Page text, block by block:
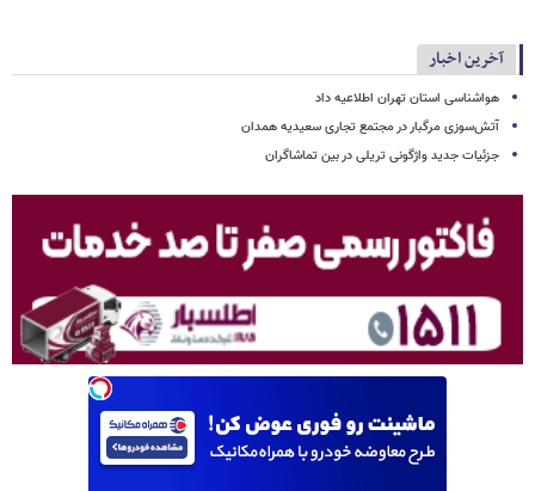
آخرین اخبار
هواشناسی استان تهران اطلاعیه داد
آتش‌سوزی مرگبار در مجتمع تجاری سعیدیه همدان
جزئیات جدید واژگونی تریلی در بین تماشاگران